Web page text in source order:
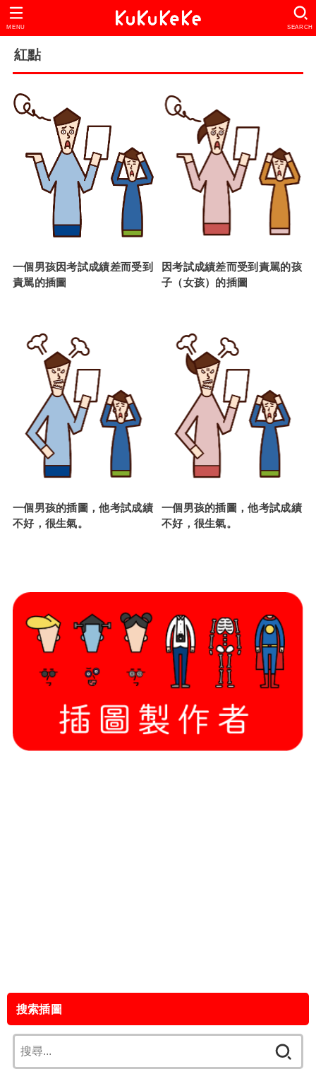
SEARCH
MENU
紅點
一個男孩因考試成績差而受到
責駡的插圖
因考試成績差而受到責駡的孩
子（女孩）的插圖
一個男孩的插圖，他考試成績
不好，很生氣。
一個男孩的插圖，他考試成績
不好，很生氣。
搜索插圖
尋